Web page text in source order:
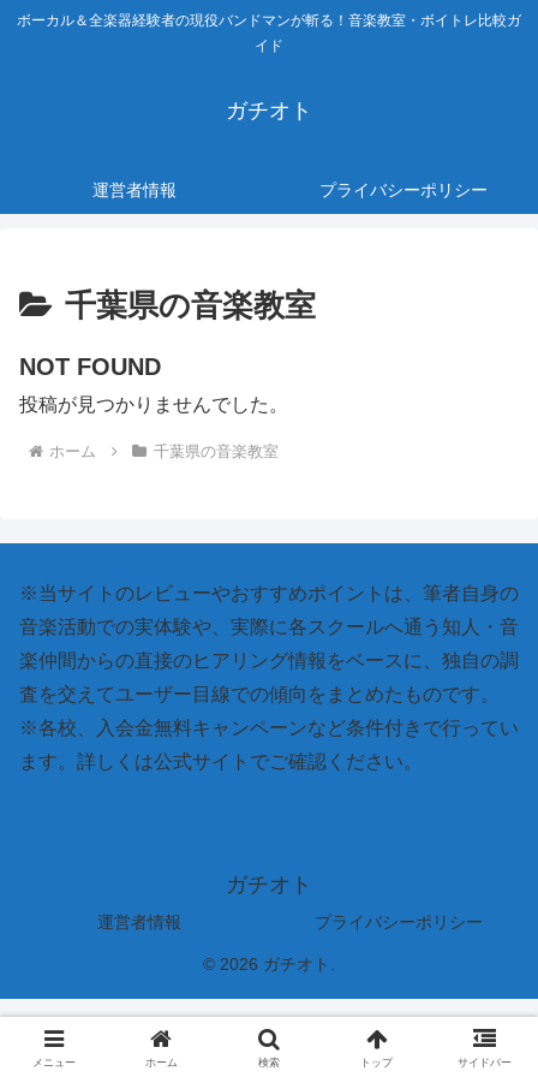
ボーカル＆全楽器経験者の現役バンドマンが斬る！音楽教室・ボイトレ比較ガ
イド
ガチオト
運営者情報 プライバシーポリシー
千葉県の音楽教室
NOT FOUND
投稿が見つかりませんでした。
ホーム 千葉県の音楽教室
※当サイトのレビューやおすすめポイントは、筆者自身の
音楽活動での実体験や、実際に各スクールへ通う知人・音
楽仲間からの直接のヒアリング情報をベースに、独自の調
査を交えてユーザー目線での傾向をまとめたものです。
※各校、入会金無料キャンペーンなど条件付きで行ってい
ます。詳しくは公式サイトでご確認ください。
ガチオト
運営者情報 プライバシーポリシー
© 2026 ガチオト.
メニュー ホーム 検索 トップ サイドバー